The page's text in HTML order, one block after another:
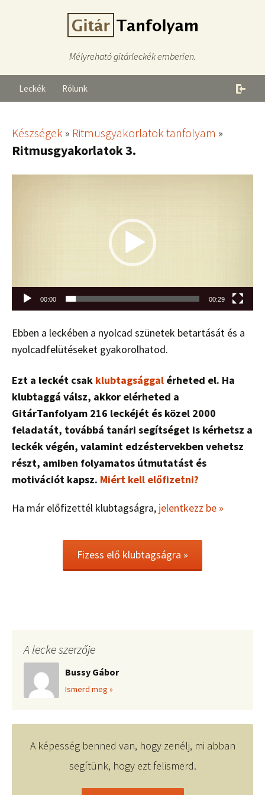
Mélyreható gitárleckék emberien.
Leckék Rólunk
Készségek » Ritmusgyakorlatok tanfolyam »
Ritmusgyakorlatok 3.
00:00 00:29
Ebben a leckében a nyolcad szünetek betartását és a
nyolcadfelütéseket gyakorolhatod.
Ezt a leckét csak klubtagsággal érheted el. Ha
klubtaggá válsz, akkor elérheted a
GitárTanfolyam 216 leckéjét és közel 2000
feladatát, továbbá tanári segítséget is kérhetsz a
leckék végén, valamint edzéstervekben vehetsz
részt, amiben folyamatos útmutatást és
motivációt kapsz. Miért kell előfizetni?
Ha már előfizettél klubtagságra, jelentkezz be »
Fizess elő klubtagságra »
A lecke szerzője
Bussy Gábor
Ismerd meg »
A képesség benned van, hogy zenélj, mi abban
segítünk, hogy ezt felismerd.